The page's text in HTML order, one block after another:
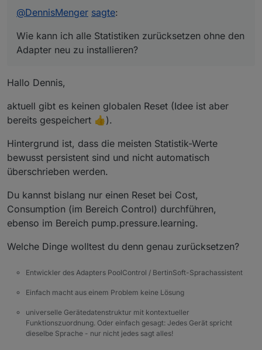
@DennisMenger sagte:
Wie kann ich alle Statistiken zurücksetzen ohne den
Adapter neu zu installieren?
Hallo Dennis,
aktuell gibt es keinen globalen Reset (Idee ist aber
bereits gespeichert 👍).
Hintergrund ist, dass die meisten Statistik-Werte
bewusst persistent sind und nicht automatisch
überschrieben werden.
Du kannst bislang nur einen Reset bei Cost,
Consumption (im Bereich Control) durchführen,
ebenso im Bereich pump.pressure.learning.
Welche Dinge wolltest du denn genau zurücksetzen?
Entwickler des Adapters PoolControl / BertinSoft-Sprachassistent
Einfach macht aus einem Problem keine Lösung
universelle Gerätedatenstruktur mit kontextueller
Funktionszuordnung. Oder einfach gesagt: Jedes Gerät spricht
dieselbe Sprache - nur nicht jedes sagt alles!